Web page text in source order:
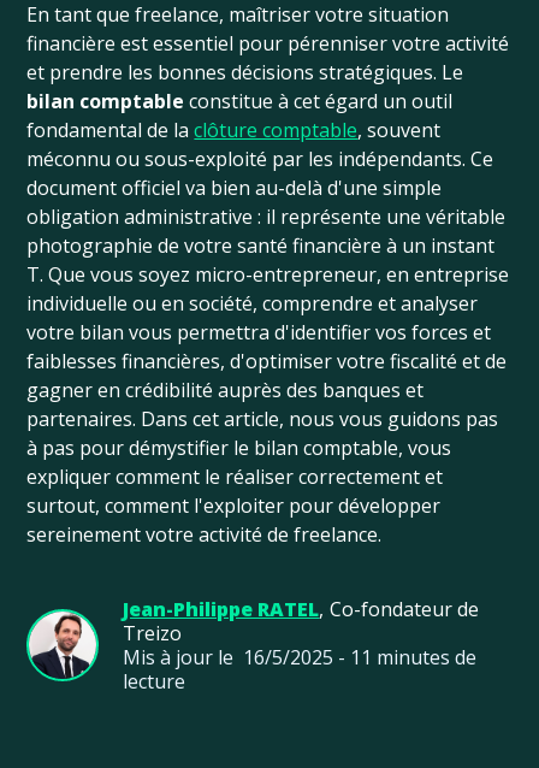
En tant que freelance, maîtriser votre situation
financière est essentiel pour pérenniser votre activité
et prendre les bonnes décisions stratégiques. Le
bilan comptable constitue à cet égard un outil
fondamental de laclôture comptable, souvent
méconnu ou sous-exploité par les indépendants. Ce
document officiel va bien au-delà d'une simple
obligation administrative : il représente une véritable
photographie de votre santé financière à un instant
T. Que vous soyez micro-entrepreneur, en entreprise
individuelle ou en société, comprendre et analyser
votre bilan vous permettra d'identifier vos forces et
faiblesses financières, d'optimiser votre fiscalité et de
gagner en crédibilité auprès des banques et
partenaires. Dans cet article, nous vous guidons pas
à pas pour démystifier le bilan comptable, vous
expliquer comment le réaliser correctement et
surtout, comment l'exploiter pour développer
sereinement votre activité de freelance.
Jean-Philippe RATEL, Co-fondateur de
Treizo
Mis à jour le 16/5/2025 - 11 minutes de
lecture